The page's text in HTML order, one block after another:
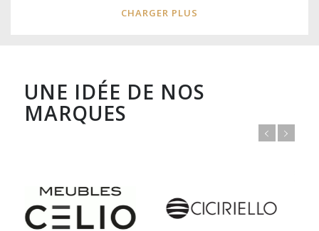
est :
CHARGER PLUS
UNE IDÉE DE NOS
MARQUES